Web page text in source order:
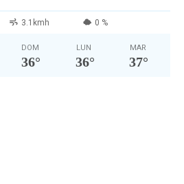
3.1kmh 0 %
DOM
36°
LUN
36°
MAR
37°